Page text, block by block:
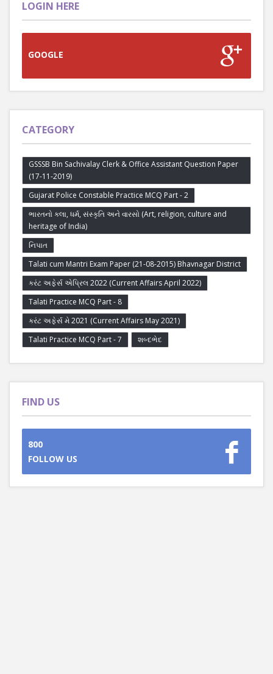
LOGIN HERE
GOOGLE
CATEGORY
GSSSB Bin Sachivalay Clerk & Office Assistant Question Paper
(17-11-2019)
Gujarat Police Constable Practice MCQ Part - 2
ભારતનો કલા, ધર્મ, સંસ્કૃતિ અને વારસો (Art, religion, culture and
heritage of India)
નિપાત
Talati cum Mantri Exam Paper (21-08-2015) Bhavnagar District
કરંટ અફેર્સ એપ્રિલ 2022 (Current Affairs April 2022)
Talati Practice MCQ Part - 8
કરંટ અફેર્સ મે 2021 (Current Affairs May 2021)
Talati Practice MCQ Part - 7
શબ્દભેદ
FIND US
800
FOLLOW US